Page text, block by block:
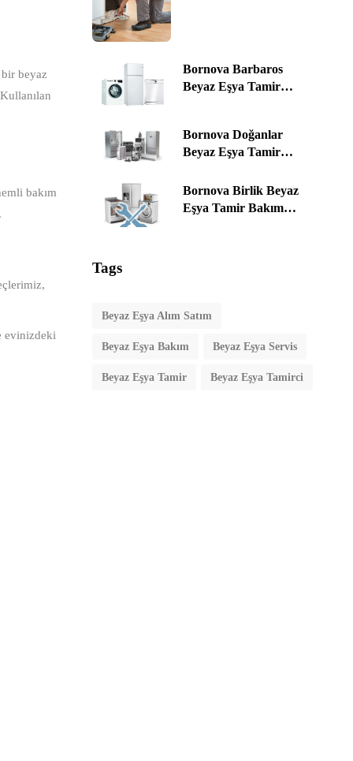
beyaz
bakım
evinizdeki
Bornova Barbaros
Beyaz Eşya Tamir
İzmir
Bornova Doğanlar
Beyaz Eşya Tamir
Satım ☎️ 0535 464 76 78 |
İzmir
Bornova Birlik Beyaz
Eşya Tamir Bakım
Tags
Beyaz Eşya Alım Satım
Beyaz Eşya Bakım Beyaz Eşya Servis
Beyaz Eşya Tamir Beyaz Eşya Tamirci